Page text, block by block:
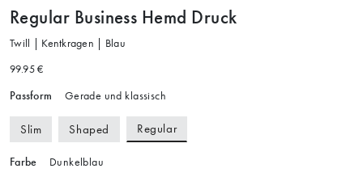
Regular Business Hemd Druck
Twill | Kentkragen | Blau
99.95 €
Passform Gerade und klassisch
Slim Shaped Regular
Farbe Dunkelblau